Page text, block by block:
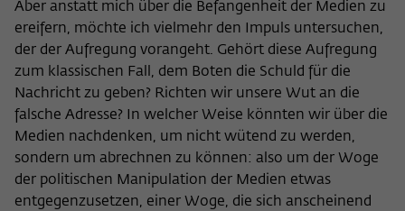
Aber anstatt mich über die Befangenheit der Medien zu
ereifern, möchte ich vielmehr den Impuls untersuchen,
der der Aufregung vorangeht. Gehört diese Aufregung
zum klassischen Fall, dem Boten die Schuld für die
Nachricht zu geben? Richten wir unsere Wut an die
falsche Adresse? In welcher Weise könnten wir über die
Medien nachdenken, um nicht wütend zu werden,
sondern um abrechnen zu können: also um der Woge
der politischen Manipulation der Medien etwas
entgegenzusetzen, einer Woge, die sich anscheinend